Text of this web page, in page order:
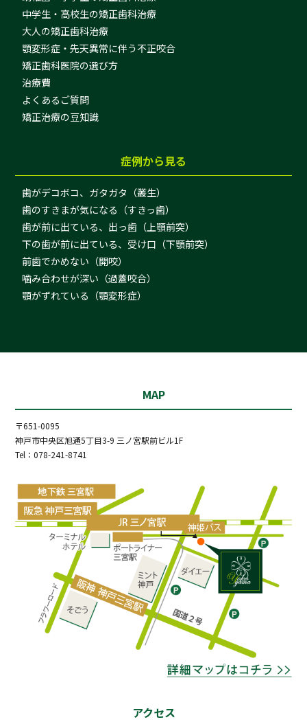
中学生・高校生の矯正歯科治療
大人の矯正歯科治療
顎変形症・先天異常に伴う不正咬合
矯正歯科医院の選び方
治療費
よくあるご質問
矯正治療の豆知識
症例から見る
歯がデコボコ、ガタガタ（叢生）
歯のすきまが気になる（すきっ歯）
歯が前に出ている、出っ歯（上顎前突）
下の歯が前に出ている、受け口（下顎前突）
前歯でかめない（開咬）
噛み合わせが深い（過蓋咬合）
顎がずれている（顎変形症）
MAP
〒651-0095
神戸市中央区旭通5丁目3-9 三ノ宮駅前ビル1F
Tel：078-241-8741
アクセス